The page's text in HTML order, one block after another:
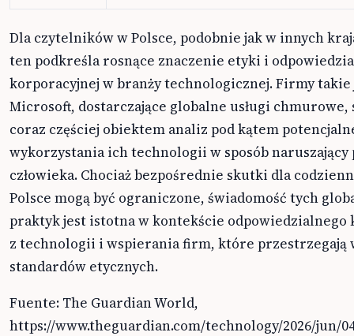
Dla czytelników w Polsce, podobnie jak w innych
ten podkreśla rosnące znaczenie etyki i
korporacyjnej w branży technologicznej. Firmy takie
Microsoft, dostarczające globalne usługi chmurowe,
coraz częściej obiektem analiz pod kątem
wykorzystania ich technologii w sposób naruszający
człowieka. Chociaż bezpośrednie skutki dla
Polsce mogą być ograniczone, świadomość tych
praktyk jest istotna w kontekście odpowiedzialnego
z technologii i wspierania firm, które przestrzegają
standardów etycznych.
Fuente: The Guardian World,
https://www.theguardian.com/technology/2026/jun/